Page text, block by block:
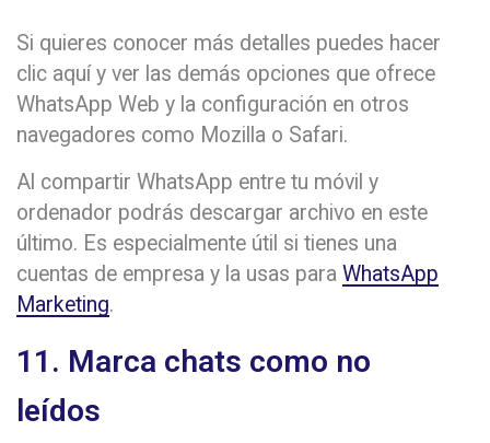
Si quieres conocer más detalles puedes hacer
clic aquí y ver las demás opciones que ofrece
WhatsApp Web y la configuración en otros
navegadores como Mozilla o Safari.
Al compartir WhatsApp entre tu móvil y
ordenador podrás descargar archivo en este
último. Es especialmente útil si tienes una
cuentas de empresa y la usas para WhatsApp
Marketing.
11. Marca chats como no
leídos